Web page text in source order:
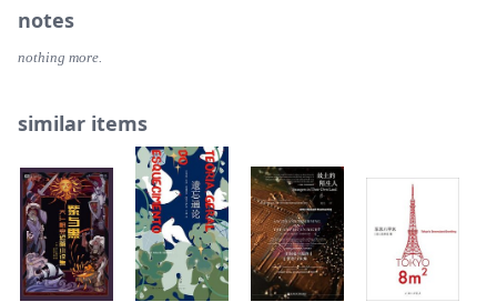
些故事不仅会报复，还爱你，安慰你。你会彻底喜欢上这部
——申京淑（《请照顾好我妈妈》作者）
本主义非常真实的恐怖与残酷。
——2022年国际布克奖评委会
《诅咒兔》透露着一种斯拉夫文学的气质，掺杂幻想和现实
来创造故事，给讽刺性的文字注入了趣味性的活力。
——《东亚日报》
★新锐设计师汐和担纲装帧设计，精巧单封平装风味
设计师心选精美封图，巧妙演绎本书暗黑、怪诞的奇想风
格；110*185细长小开本，单手可握；简洁无负担的单封平
notes
nothing more.
similar items